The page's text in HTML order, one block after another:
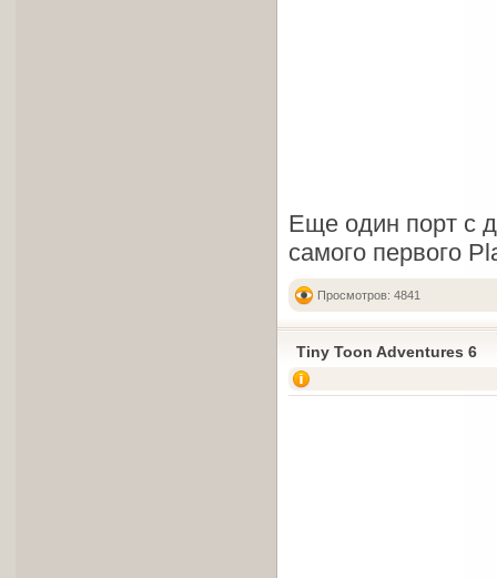
Еще один порт с
самого первого
Просмотров: 4841
Tiny Toon Adventures 6